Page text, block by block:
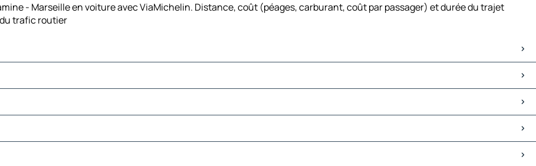
- Marseille en voiture avec ViaMichelin. Distance, coût (péages, carburant, coût par passager) et durée du trajet
trafic routier